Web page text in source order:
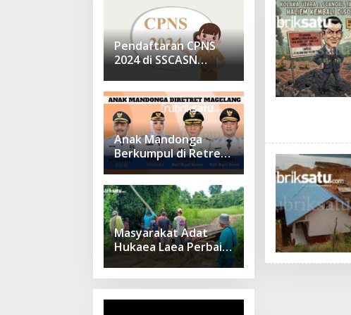
Pendaftaran CPNS
2024 di SSCASN
Sebelum Daftar
Anak Mandonga
Berkumpul di Retret
Magelang: Sinergi
Kepemimpinan untuk
Pembangunan
Sulawesi Tenggara
Masyarakat Adat
Hukaea Laea Perbaiki
Dua Jembatan Pasca
Banjir